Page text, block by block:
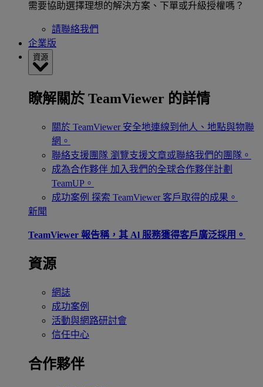
需要協助選擇理想的解決方案、下單或升級授權嗎？
請聯絡我們
企業版
資源
瞭解關於 TeamViewer 的詳情
關於 TeamViewer 安全地連線到他人、地點與物聯
網。
聯絡支援團隊 瀏覽支援文章或聯絡我們的團隊。
成為合作夥伴 加入我們的全球合作夥伴計劃
TeamUP。
成功案例 探索 TeamViewer 客戶取得的成果。
新聞
TeamViewer 報告稱，其 Al 服務獲得客戶廣泛採用。
資源
網誌
成功案例
活動與網路研討會
信任中心
合作夥伴